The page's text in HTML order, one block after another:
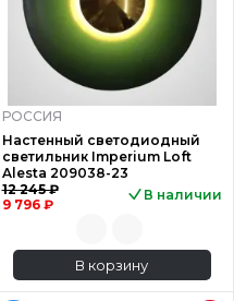
РОССИЯ
Настенный светодиодный
светильник Imperium Loft
Alesta 209038-23
12 245 ₽
9 796 ₽
В наличии
В корзину